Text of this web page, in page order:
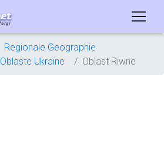
Regionale Geographie
Oblaste Ukraine Oblast Riwne